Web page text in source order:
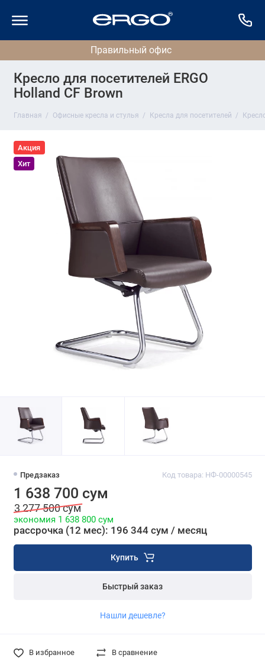
Кресло для посетителей ERGO
Holland CF Brown
Главная Офисные кресла и стулья Кресла для посетителей
Акция
Хит
Предзаказ Код товара: НФ-00000545
1 638 700 сум
3 277 500 сум
экономия 1 638 800 сум
рассрочка (12 мес): 196 344 сум / месяц
Купить
Быстрый заказ
Нашли дешевле?
В избранное В сравнение